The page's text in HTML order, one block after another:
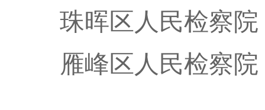
珠晖区人民检察院
雁峰区人民检察院